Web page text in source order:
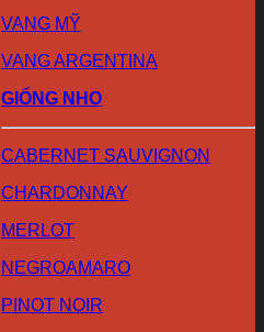
VANG MỸ
VANG ARGENTINA
GIỐNG NHO
CABERNET SAUVIGNON
CHARDONNAY
MERLOT
NEGROAMARO
PINOT NOIR